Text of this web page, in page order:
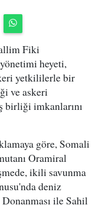
Fiki
heyeti,
yetkililerle bir
ve askeri
imkanlarını
göre, Somali
Oramiral
ikili savunma
deniz
ile Sahil